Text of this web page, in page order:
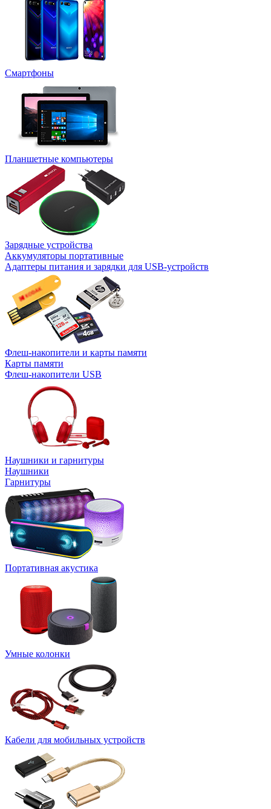
Смартфоны
Планшетные компьютеры
Зарядные устройства
Аккумуляторы портативные
Адаптеры питания и зарядки для USB-устройств
Флеш-накопители и карты памяти
Карты памяти
Флеш-накопители USB
Наушники и гарнитуры
Наушники
Гарнитуры
Портативная акустика
Умные колонки
Кабели для мобильных устройств